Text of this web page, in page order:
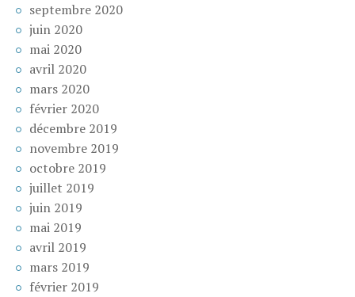
septembre 2020
juin 2020
mai 2020
avril 2020
mars 2020
février 2020
décembre 2019
novembre 2019
octobre 2019
juillet 2019
juin 2019
mai 2019
avril 2019
mars 2019
février 2019